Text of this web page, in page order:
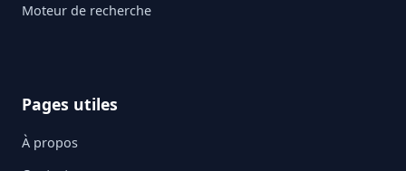
Moteur de recherche
Pages utiles
À propos